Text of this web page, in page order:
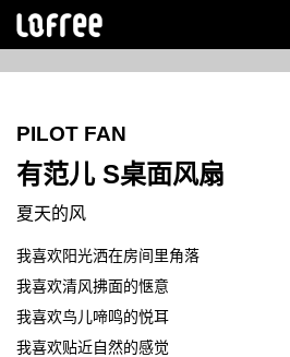
PILOT FAN
有范儿 S桌面风扇
夏天的风
我喜欢阳光洒在房间里角落
我喜欢清风拂面的惬意
我喜欢鸟儿啼鸣的悦耳
我喜欢贴近自然的感觉